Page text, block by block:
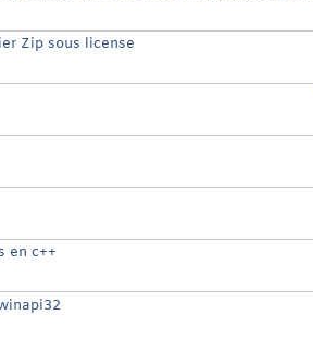
Zip sous license
en c++